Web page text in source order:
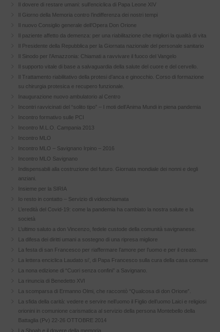
Il dovere di restare umani: sull’enciclica di Papa Leone XIV
Il Giorno della Memoria contro l’indifferenza dei nostri tempi
Il nuovo Consiglio generale dell’Opera Don Orione
Il paziente affetto da demenza: per una riabilitazione che migliori la qualità di vita
Il Presidente della Repubblica per la Giornata nazionale del personale sanitario
Il Sinodo per l’Amazzonia: Chiamati a ravvivare il fuoco del Vangelo
Il supporto vitale di base a salvaguardia della salute del cuore e del cervello.
Il Trattamento riabilitativo della protesi d’anca e ginocchio. Corso di formazione
su chirurgia protesica e recupero funzionale.
Inaugurazione nuovo ambulatorio al Centro
Incontri ravvicinati del “solito tipo” – I moti dell’Anima Mundi in piena pandemia
Incontro formativo sulle PCI
Incontro M.L.O. Campania 2013
Incontro MLO
Incontro MLO – Savignano Irpino – 2016
Incontro MLO Savignano
Indispensabili alla costruzione del futuro. Giornata mondiale dei nonni e degli
anziani.
Insieme per la SIRIA
Io resto in contatto – Servizio di videochiamata
L’eredità del Covid-19: come la pandemia ha cambiato la nostra salute e la
società
L’ultimo saluto a don Vincenzo, fedele custode della comunità savignanese.
La difesa dei diritti umani a sostegno di una ripresa migliore
La festa di san Francesco per riaffermare l’amore per l’uomo e per il creato.
La lettera enciclica Laudato si’, di Papa Francesco sulla cura della casa comune
La nona edizione di “Cuori senza confini” a Savignano.
La rinuncia di Benedetto XVI
La scomparsa di Ermanno Olmi, che raccontò “Qualcosa di don Orione”.
La sfida della carità: vedere e servire nell’uomo il Figlio dell’uomo Laici e religiosi
orionini in comunione carismatica al servizio della persona Montebello della
Battaglia (Pv) 22-26 OTTOBRE 2014
La Shoah e il dovere della memoria